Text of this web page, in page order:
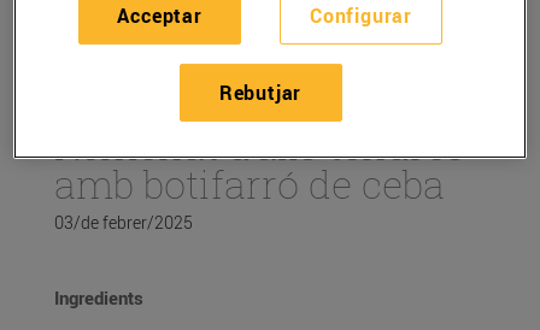
Remenat d’alls tendres
amb botifarró de ceba
03/de febrer/2025
Ingredients
Configurar
Rebutjar
Acceptar